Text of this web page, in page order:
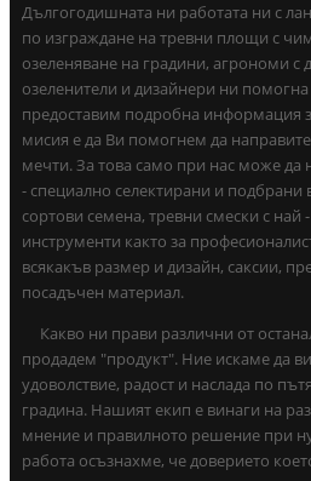
Дългогодишната ни работата ни с
по изграждане на тревни площи с
озеленяване на градини, агрономи с
озеленители и дизайнери ни
предоставим подробна информация
мисия е да Ви помогнем да
мечти. За това само при нас може
- специално селектирани и подбрани
сортови семена, тревни смески с най
инструменти както за
всякакъв размер и дизайн, саксии,
посадъчен материал.
Какво ни прави различни от
продадем "продукт". Ние искаме да
удоволствие, радост и наслада по
градина. Нашият екип е винаги на
мнение и правилното решение при
работа осъзнахме, че доверието